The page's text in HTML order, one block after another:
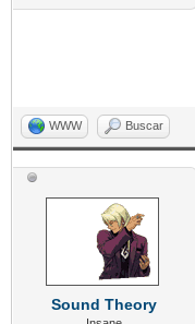
WWW Buscar
Sound Theory